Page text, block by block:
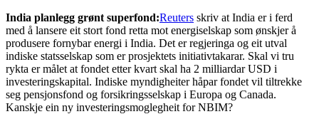
India planlegg grønt superfond:Reuters skriv at India er i ferd
med å lansere eit stort fond retta mot energiselskap som ønskjer å
produsere fornybar energi i India. Det er regjeringa og eit utval
indiske statsselskap som er prosjektets initiativtakarar. Skal vi tru
rykta er målet at fondet etter kvart skal ha 2 milliardar USD i
investeringskapital. Indiske myndigheiter håpar fondet vil tiltrekke
seg pensjonsfond og forsikringsselskap i Europa og Canada.
Kanskje ein ny investeringsmoglegheit for NBIM?